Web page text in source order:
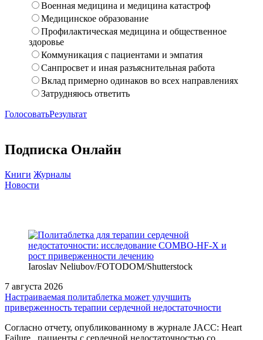
Военная медицина и медицина катастроф
Медицинское образование
Профилактическая медицина и общественное
здоровье
Коммуникация с пациентами и эмпатия
Санпросвет и иная разъяснительная работа
Вклад примерно одинаков во всех направлениях
Затрудняюсь ответить
ГолосоватьРезультат
Подписка Онлайн
Книги Журналы
Новости
Iaroslav Neliubov/FOTODOM/Shutterstoсk
7 августа 2026
Настраиваемая политаблетка может улучшить
приверженность терапии сердечной недостаточности
Согласно отчету, опубликованному в журнале JACC: Heart
Failure , пациенты с сердечной недостаточностью со